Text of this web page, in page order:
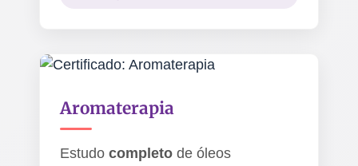
Aromaterapia
Estudo completo de óleos